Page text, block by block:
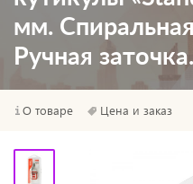
мм.
Ручная заточка.
О товаре Цена и заказ